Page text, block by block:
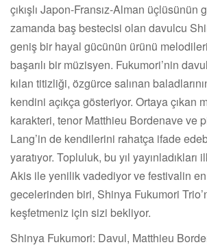
çıkışlı Japon-Fransız-Alman üçlüsünün
zamanda baş bestecisi olan davulcu
geniş bir hayal gücünün ürünü
başarılı bir müzisyen. Fukumori’nin
kılan titizliği, özgürce salınan
kendini açıkça gösteriyor. Ortaya çıkan
karakteri, tenor Matthieu Bordenave ve
Lang’in de kendilerini rahatça ifade
yaratıyor. Topluluk, bu yıl
Akis ile yenilik vadediyor ve festivalin
gecelerinden biri, Shinya Fukumori
keşfetmeniz için sizi bekliyor.
Shinya Fukumori: Davul, Matthieu